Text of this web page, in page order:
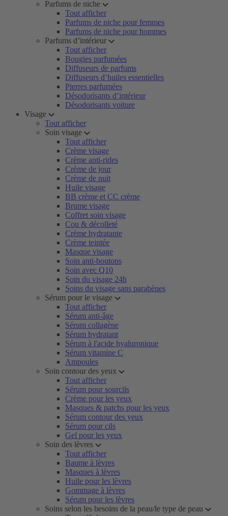
Parfums de niche
Tout afficher
Parfums de niche pour femmes
Parfums de niche pour hommes
Parfums d’intérieur
Tout afficher
Bougies parfumées
Diffuseurs de parfums
Diffuseurs d’huiles essentielles
Pierres parfumées
Désodorisants d’intérieur
Désodorisants voiture
Visage
Tout afficher
Soin visage
Tout afficher
Crème visage
Crème anti-rides
Crème de jour
Crème de nuit
Huile visage
BB crème et CC crème
Brume visage
Coffret soin visage
Cou & décolleté
Crème hydratante
Crème teintée
Masque visage
Soin anti-boutons
Soin avec Q10
Soin du visage 24h
Soins du visage sans parabènes
Sérum pour le visage
Tout afficher
Sérum anti-âge
Sérum collagène
Sérum hydratant
Sérum à l'acide hyaluronique
Sérum vitamine C
Ampoules
Soin contour des yeux
Tout afficher
Sérum pour sourcils
Crème pour les yeux
Masques & patchs pour les yeux
Sérum contour des yeux
Sérum pour cils
Gel pour les yeux
Soin des lèvres
Tout afficher
Baume à lèvres
Masques à lèvres
Huile pour les lèvres
Gommage à lèvres
Sérum pour les lèvres
Soins selon les besoins de la peau/le type de peau